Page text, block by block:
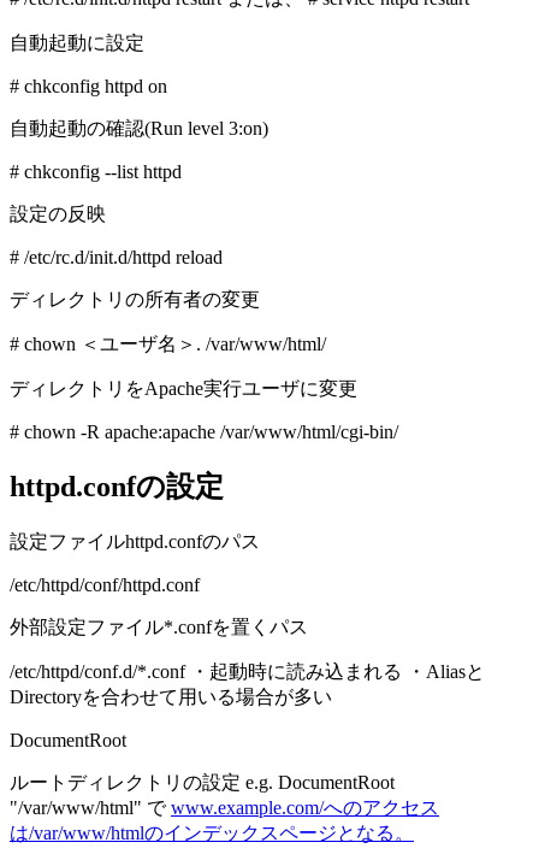
自動起動に設定
# chkconfig httpd on
自動起動の確認(Run level 3:on)
# chkconfig --list httpd
設定の反映
# /etc/rc.d/init.d/httpd reload
ディレクトリの所有者の変更
# chown ＜ユーザ名＞. /var/www/html/
ディレクトリをApache実行ユーザに変更
# chown -R apache:apache /var/www/html/cgi-bin/
httpd.confの設定
設定ファイルhttpd.confのパス
/etc/httpd/conf/httpd.conf
外部設定ファイル*.confを置くパス
/etc/httpd/conf.d/*.conf ・起動時に読み込まれる ・Aliasと
Directoryを合わせて用いる場合が多い
DocumentRoot
ルートディレクトリの設定 e.g. DocumentRoot
"/var/www/html" でwww.example.com/へのアクセス
は/var/www/htmlのインデックスページとなる。